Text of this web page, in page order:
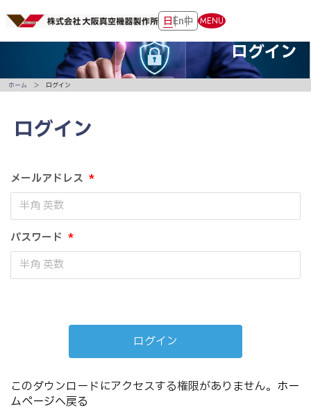
日En中 MENU
ログイン
ログイン
メールアドレス *
パスワード *
このダウンロードにアクセスする権限がありません。 ホー
ムページへ戻る
ホーム ログイン